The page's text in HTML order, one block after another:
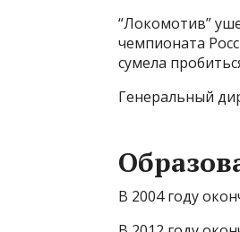
“Локомотив”
чемпионата
сумела
Генеральный
В 2004 году